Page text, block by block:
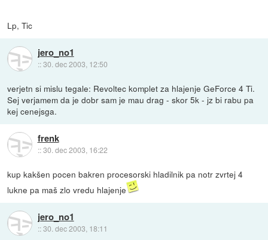
Lp, Tic
jero_no1
::30. dec 2003, 12:50
verjetn si mislu tegale: Revoltec komplet za hlajenje GeForce 4 Ti.
Sej verjamem da je dobr sam je mau drag - skor 5k - jz bi rabu pa
kej cenejsga.
frenk
::30. dec 2003, 16:22
kup kakšen pocen bakren procesorski hladilnik pa notr zvrtej 4
lukne pa maš zlo vredu hlajenje
jero_no1
::30. dec 2003, 18:11